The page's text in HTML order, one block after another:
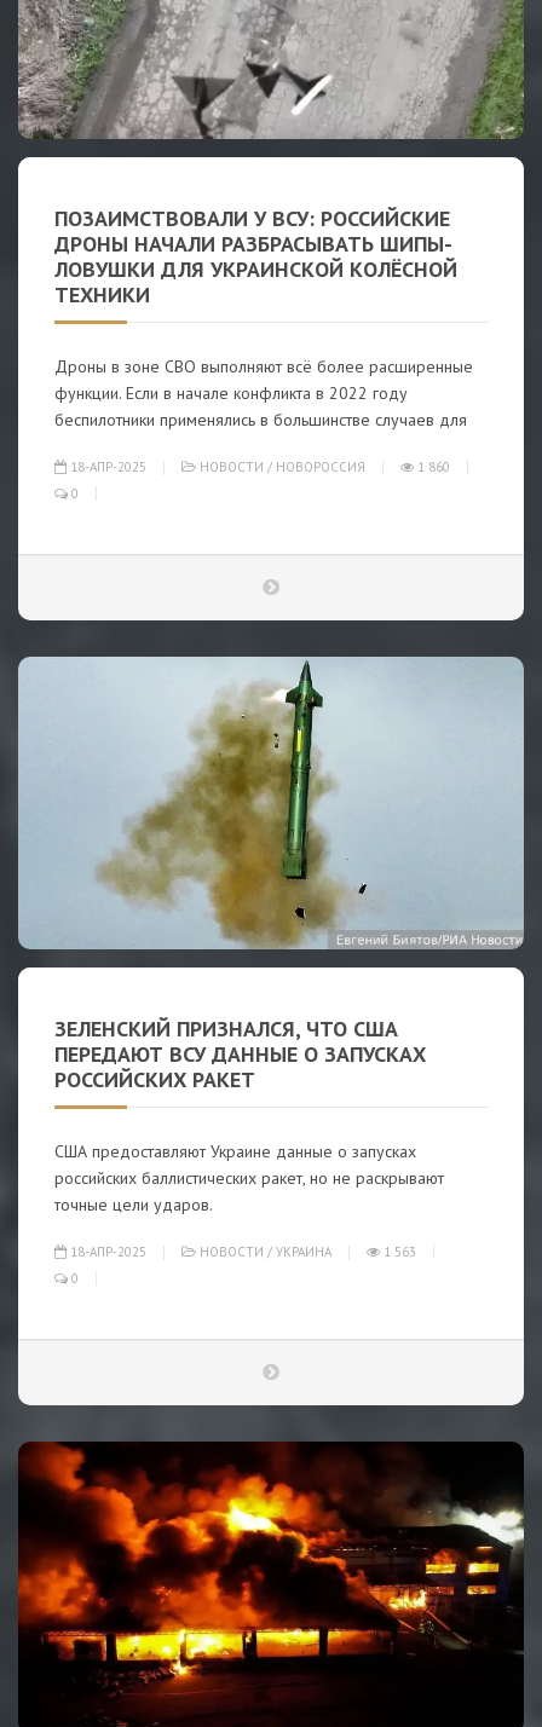
ПОЗАИМСТВОВАЛИ У ВСУ: РОССИЙСКИЕ
ДРОНЫ НАЧАЛИ РАЗБРАСЫВАТЬ ШИПЫ-
ЛОВУШКИ ДЛЯ УКРАИНСКОЙ КОЛЁСНОЙ
ТЕХНИКИ
Дроны в зоне СВО выполняют всё более расширенные
функции. Если в начале конфликта в 2022 году
беспилотники применялись в большинстве случаев для
18-АПР-2025 НОВОСТИ / НОВОРОССИЯ
1 860
0
ЗЕЛЕНСКИЙ ПРИЗНАЛСЯ, ЧТО США
ПЕРЕДАЮТ ВСУ ДАННЫЕ О ЗАПУСКАХ
РОССИЙСКИХ РАКЕТ
США предоставляют Украине данные о запусках
российских баллистических ракет, но не раскрывают
точные цели ударов.
18-АПР-2025 НОВОСТИ / УКРАИНА
1 563
0